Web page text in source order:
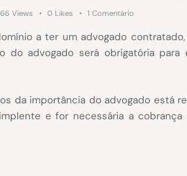
Views 0 Likes 1 Comentário
a ter um advogado
do advogado será obrigatória
da importância do advogado está
e for necessária a